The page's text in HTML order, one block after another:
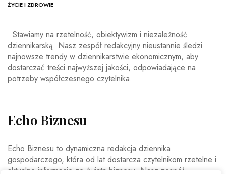
ŻYCIE I ZDROWIE
Stawiamy na rzetelność, obiektywizm i niezależność
dziennikarską. Nasz zespół redakcyjny nieustannie śledzi
najnowsze trendy w dziennikarstwie ekonomicznym, aby
dostarczać treści najwyższej jakości, odpowiadające na
potrzeby współczesnego czytelnika.
Echo Biznesu
Echo Biznesu to dynamiczna redakcja dziennika
gospodarczego, która od lat dostarcza czytelnikom rzetelne i
aktualne informacje ze świata biznesu. Nasz zespół